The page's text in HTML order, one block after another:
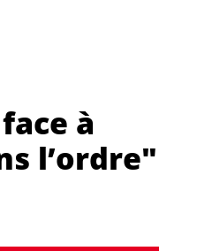
à
l’ordre"